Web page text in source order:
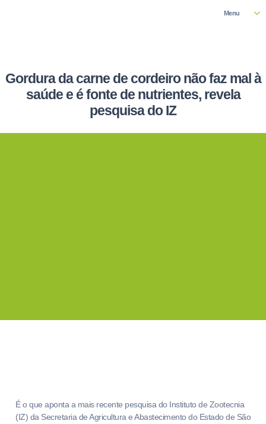
Menu
Gordura da carne de cordeiro não faz mal à
saúde e é fonte de nutrientes, revela
pesquisa do IZ
É o que aponta a mais recente pesquisa do Instituto de Zootecnia
(IZ) da Secretaria de Agricultura e Abastecimento do Estado de São